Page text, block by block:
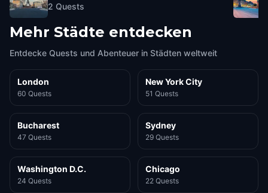
2 Quests
Mehr Städte entdecken
Entdecke Quests und Abenteuer in Städten weltweit
London
60 Quests
New York City
51 Quests
Bucharest
47 Quests
Sydney
29 Quests
Washington D.C.
24 Quests
Chicago
22 Quests